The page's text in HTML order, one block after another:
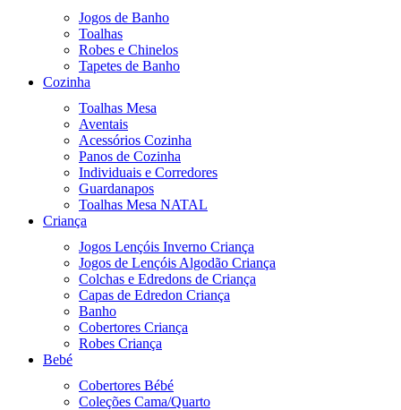
Jogos de Banho
Toalhas
Robes e Chinelos
Tapetes de Banho
Cozinha
Toalhas Mesa
Aventais
Acessórios Cozinha
Panos de Cozinha
Individuais e Corredores
Guardanapos
Toalhas Mesa NATAL
Criança
Jogos Lençóis Inverno Criança
Jogos de Lençóis Algodão Criança
Colchas e Edredons de Criança
Capas de Edredon Criança
Banho
Cobertores Criança
Robes Criança
Bebé
Cobertores Bébé
Coleções Cama/Quarto